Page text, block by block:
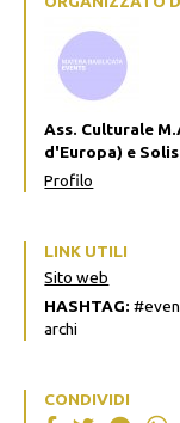
Ass. Culturale
d'Europa) e
Profilo
LINK UTILI
Sito web
HASHTAG:
archi
CONDIVIDI